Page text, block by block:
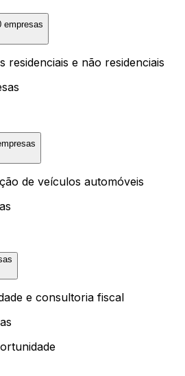
empresas
residenciais e não residenciais
de veículos automóveis
e consultoria fiscal